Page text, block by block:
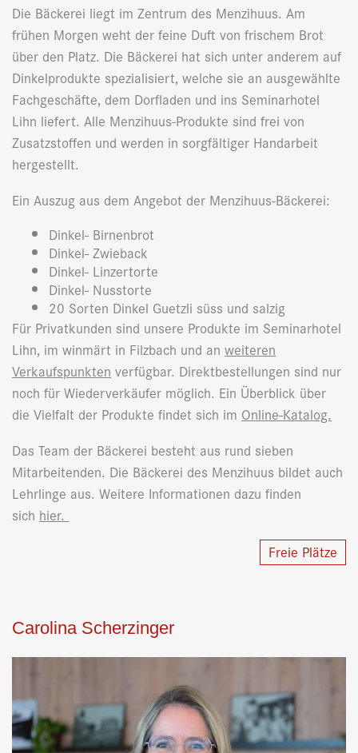
Die Bäckerei liegt im Zentrum des Menzihuus. Am
frühen Morgen weht der feine Duft von frischem Brot
über den Platz. Die Bäckerei hat sich unter anderem auf
Dinkelprodukte spezialisiert, welche sie an ausgewählte
Fachgeschäfte, dem Dorfladen und ins Seminarhotel
Lihn liefert. Alle Menzihuus-Produkte sind frei von
Zusatzstoffen und werden in sorgfältiger Handarbeit
hergestellt.
Ein Auszug aus dem Angebot der Menzihuus-Bäckerei:
Dinkel- Birnenbrot
Dinkel- Zwieback
Dinkel- Linzertorte
Dinkel- Nusstorte
20 Sorten Dinkel Guetzli süss und salzig
Für Privatkunden sind unsere Produkte im Seminarhotel
Lihn, im winmärt in Filzbach und an weiteren
Verkaufspunkten verfügbar. Direktbestellungen sind nur
noch für Wiederverkäufer möglich. Ein Überblick über
die Vielfalt der Produkte findet sich im Online-Katalog.
Das Team der Bäckerei besteht aus rund sieben
Mitarbeitenden. Die Bäckerei des Menzihuus bildet auch
Lehrlinge aus. Weitere Informationen dazu finden
sich hier.
Freie Plätze
Carolina Scherzinger